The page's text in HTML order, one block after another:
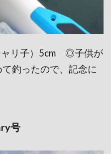
リ子）5cm ◎子供が
釣ったので、記念に
号